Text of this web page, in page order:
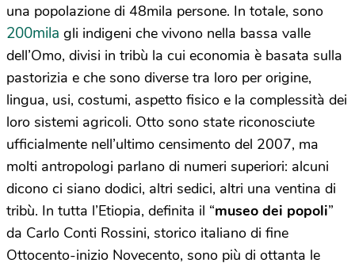
una popolazione di 48mila persone. In totale, sono
200mila gli indigeni che vivono nella bassa valle
dell’Omo, divisi in tribù la cui economia è basata sulla
pastorizia e che sono diverse tra loro per origine,
lingua, usi, costumi, aspetto fisico e la complessità dei
loro sistemi agricoli. Otto sono state riconosciute
ufficialmente nell’ultimo censimento del 2007, ma
molti antropologi parlano di numeri superiori: alcuni
dicono ci siano dodici, altri sedici, altri una ventina di
tribù. In tutta l’Etiopia, definita il “museo dei popoli”
da Carlo Conti Rossini, storico italiano di fine
Ottocento-inizio Novecento, sono più di ottanta le